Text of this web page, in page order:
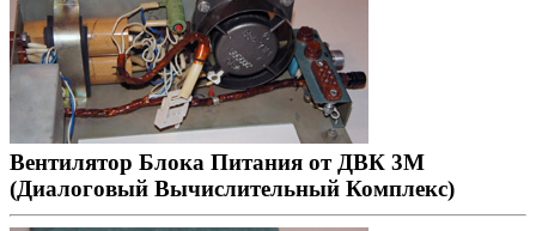
Вентилятор Блока Питания от ДВК 3М
(Диалоговый Вычислительный Комплекс)